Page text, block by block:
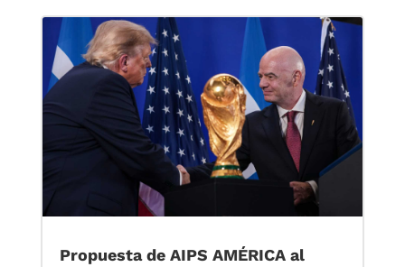
Propuesta de AIPS AMÉRICA al